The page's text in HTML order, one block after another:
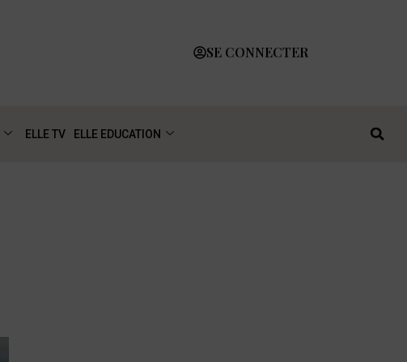
SE CONNECTER
ELLE TV ELLE EDUCATION